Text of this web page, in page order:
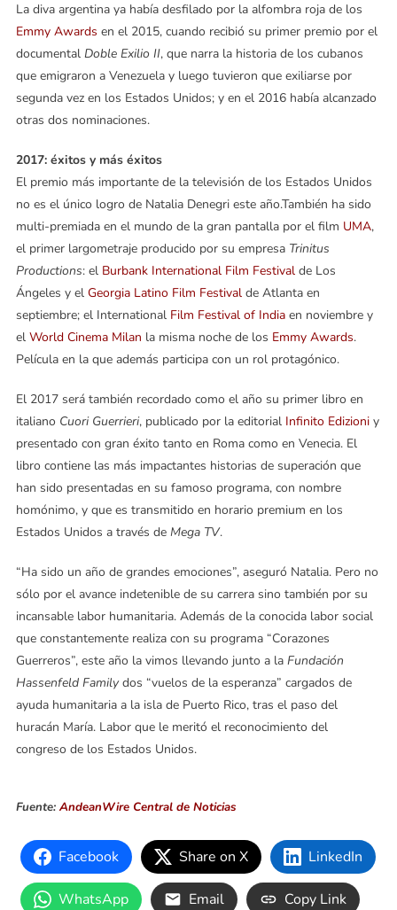
La diva argentina ya había desfilado por la alfombra roja de los
Emmy Awards en el 2015, cuando recibió su primer premio por el
documental Doble Exilio II, que narra la historia de los cubanos
que emigraron a Venezuela y luego tuvieron que exiliarse por
segunda vez en los Estados Unidos; y en el 2016 había alcanzado
otras dos nominaciones.
2017: éxitos y más éxitos
El premio más importante de la televisión de los Estados Unidos
no es el único logro de Natalia Denegri este año.También ha sido
multi-premiada en el mundo de la gran pantalla por el film UMA,
el primer largometraje producido por su empresa Trinitus
Productions: el Burbank International Film Festivalde Los
Ángeles y el Georgia Latino Film Festivalde Atlanta en
septiembre; el International Film Festival of Indiaen noviembre y
el World Cinema Milan la misma noche de los Emmy Awards.
Película en la que además participa con un rol protagónico.
El 2017 será también recordado como el año su primer libro en
italiano Cuori Guerrieri, publicado por la editorial Infinito Edizioniy
presentado con gran éxito tanto en Roma como en Venecia. El
libro contiene las más impactantes historias de superación que
han sido presentadas en su famoso programa, con nombre
homónimo, y que es transmitido en horario premium en los
Estados Unidos a través de Mega TV.
“Ha sido un año de grandes emociones”, aseguró Natalia. Pero no
sólo por el avance indetenible de su carrera sino también por su
incansable labor humanitaria. Además de la conocida labor social
que constantemente realiza con su programa “Corazones
Guerreros”, este año la vimos llevando junto a la Fundación
Hassenfeld Familydos “vuelos de la esperanza” cargados de
ayuda humanitaria a la isla de Puerto Rico, tras el paso del
huracán María. Labor que le meritó el reconocimiento del
congreso de los Estados Unidos.
Fuente: AndeanWire Central de Noticias
Facebook Share on X LinkedIn
WhatsApp Email Copy Link